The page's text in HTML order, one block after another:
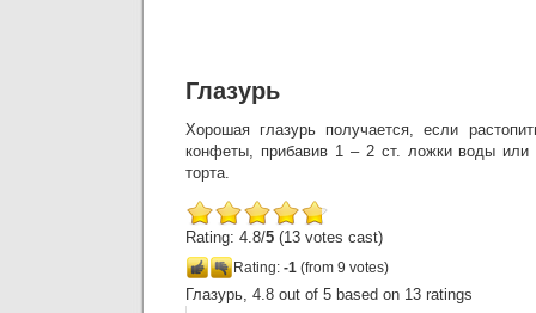
Глазурь
Хорошая глазурь получается, если
конфеты, прибавив 1 – 2 ст. ложки воды или
торта.
Rating: 4.8/5 (13 votes cast)
Rating: -1 (from 9 votes)
Глазурь, 4.8 out of 5 based on 13 ratings